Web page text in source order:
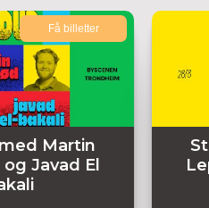
Martin
Javad El
Få billetter